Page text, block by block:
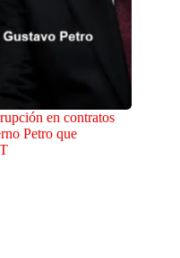
en contratos
Petro que